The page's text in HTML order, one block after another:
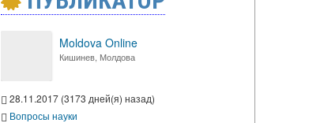
Moldova Online
Кишинев, Молдова
28.11.2017 (3173 дней(я) назад)
Вопросы науки